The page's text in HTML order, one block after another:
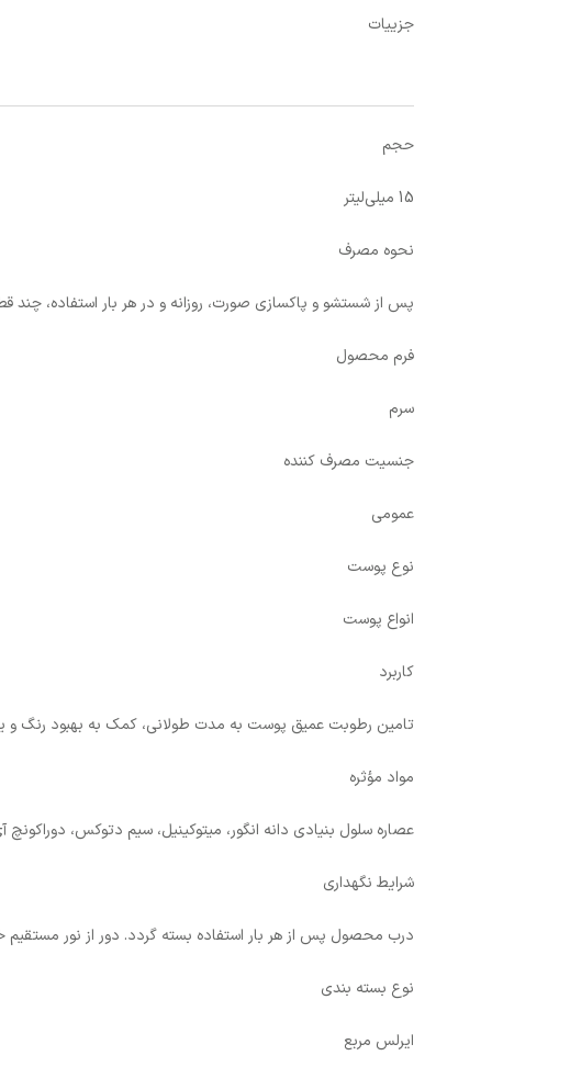
جزییات
حجم
15 میلی‌لیتر
نحوه‌ مصرف
پس از شستشو و پاکسازی صورت، روزانه و در هر بار استفاده، چند
فرم محصول
سرم
جنسیت مصرف کننده
عمومی
نوع پوست
انواع پوست
کاربرد
تامین رطوبت عمیق پوست به مدت طولانی، کمک به بهبود رنگ و
مواد مؤثره
عصاره سلول بنیادی دانه انگور، میتوکینیل، سیم دتوکس، دوراکونچ
شرایط نگهداری
درب محصول پس از هر بار استفاده بسته گردد. دور از نور
نوع بسته بندی
ایرلس مربع